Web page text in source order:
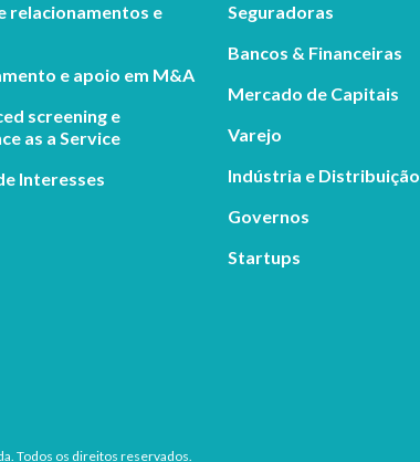
relacionamentos e
e apoio em M&A
screening e
as a Service
Interesses
Seguradoras
Bancos & Financeiras
Mercado de Capitais
Varejo
Indústria e Distribuição
Governos
Startups
Todos os direitos reservados.